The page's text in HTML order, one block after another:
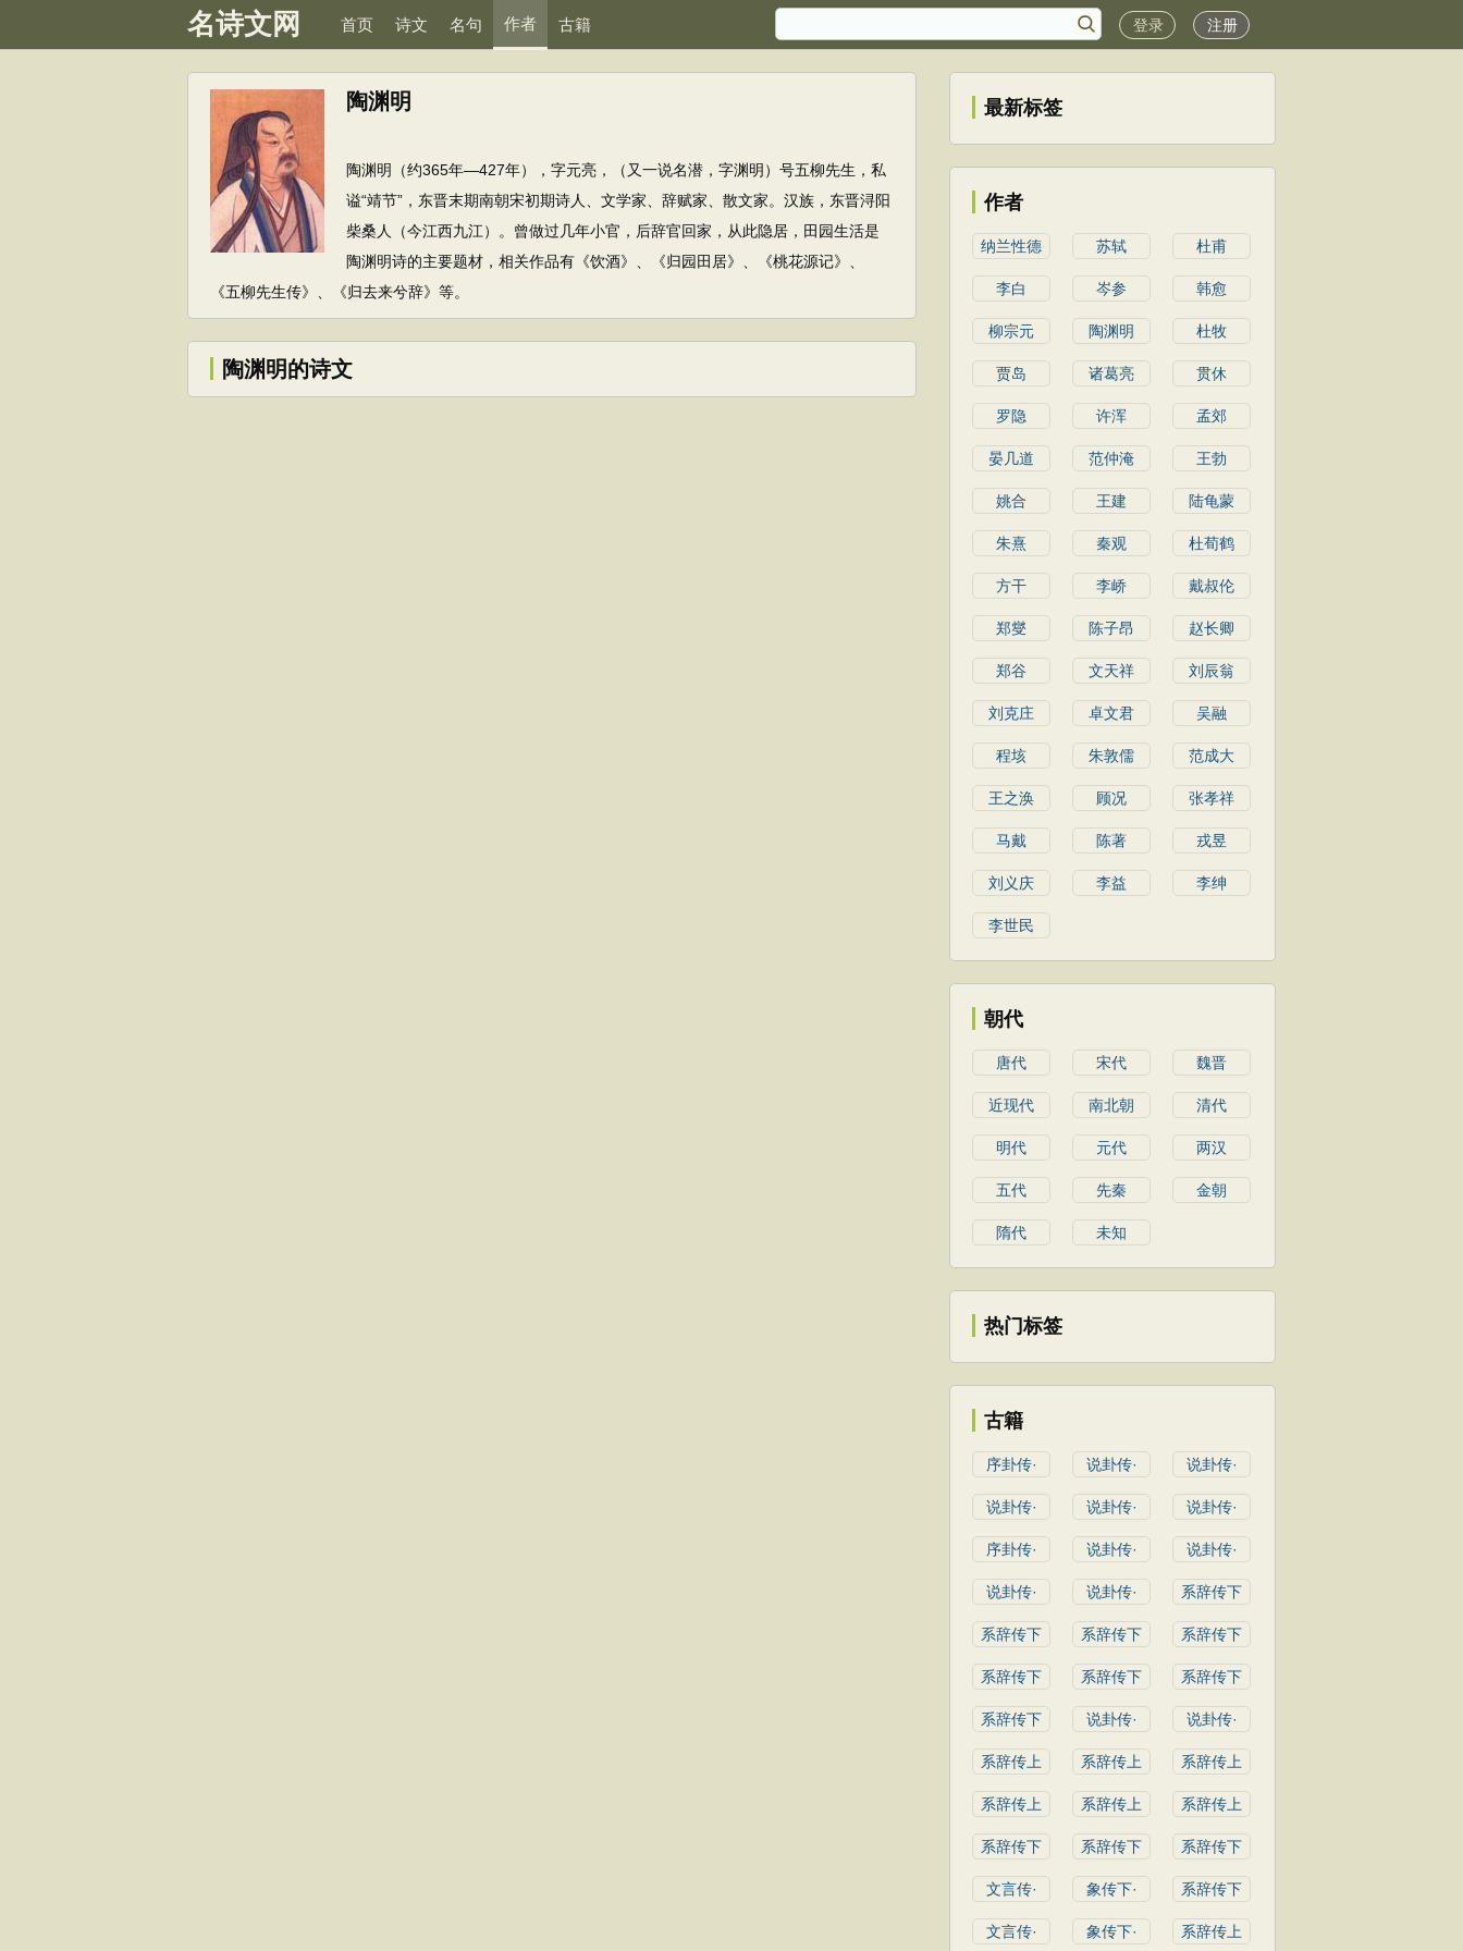
名诗文网 首页 诗文 名句 作者 古籍 登录 注册
陶渊明
陶渊明（约365年—427年），字元亮，（又一说名潜，字渊明）号五柳先生，私
谥“靖节”，东晋末期南朝宋初期诗人、文学家、辞赋家、散文家。汉族，东晋浔阳
柴桑人（今江西九江）。曾做过几年小官，后辞官回家，从此隐居，田园生活是
陶渊明诗的主要题材，相关作品有《饮酒》、《归园田居》、《桃花源记》、
《五柳先生传》、《归去来兮辞》等。
陶渊明的诗文
最新标签
作者
纳兰性德 苏轼 杜甫
李白 岑参 韩愈
柳宗元 陶渊明 杜牧
贾岛 诸葛亮 贯休
罗隐 许浑 孟郊
晏几道 范仲淹 王勃
姚合 王建 陆龟蒙
朱熹 秦观 杜荀鹤
方干 李峤 戴叔伦
郑燮 陈子昂 赵长卿
郑谷 文天祥 刘辰翁
刘克庄 卓文君 吴融
程垓 朱敦儒 范成大
王之涣 顾况 张孝祥
马戴 陈著 戎昱
刘义庆 李益 李绅
李世民
朝代
唐代 宋代 魏晋
近现代 南北朝 清代
明代 元代 两汉
五代 先秦 金朝
隋代 未知
热门标签
古籍
序卦传· 说卦传· 说卦传·
说卦传· 说卦传· 说卦传·
序卦传· 说卦传· 说卦传·
说卦传· 说卦传· 系辞传下
系辞传下 系辞传下 系辞传下
系辞传下 系辞传下 系辞传下
系辞传下 说卦传· 说卦传·
系辞传上 系辞传上 系辞传上
系辞传上 系辞传上 系辞传上
系辞传下 系辞传下 系辞传下
文言传· 象传下· 系辞传下
文言传· 象传下· 系辞传上